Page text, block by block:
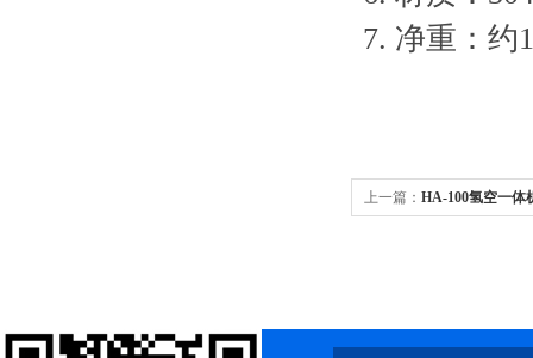
7. 净重：约
上一篇： HA-100氢空一体